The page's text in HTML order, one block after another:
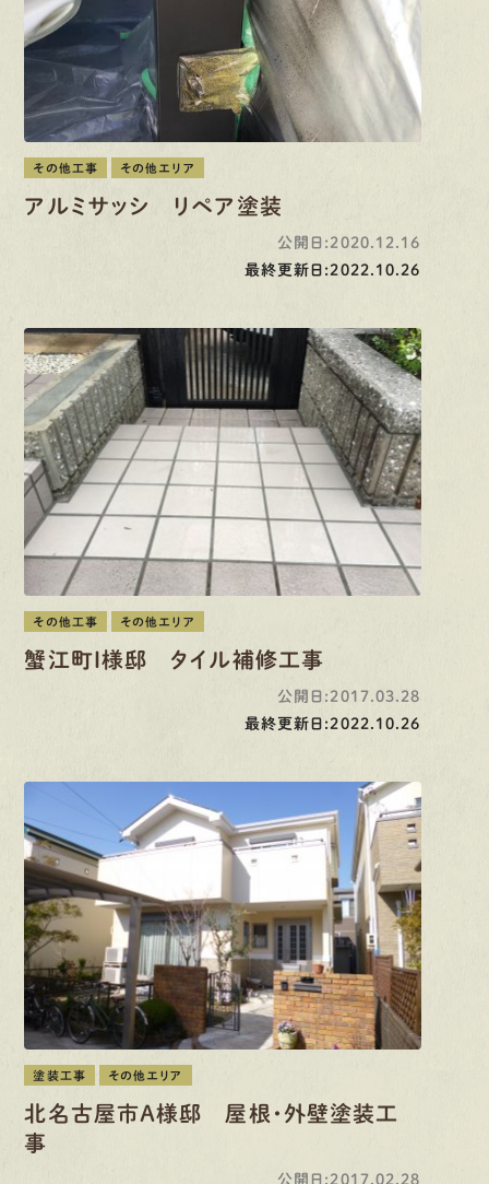
その他工事 その他エリア
アルミサッシ リペア塗装
公開日:2020.12.16
最終更新日:2022.10.26
その他工事 その他エリア
蟹江町Ｉ様邸 タイル補修工事
公開日:2017.03.28
最終更新日:2022.10.26
塗装工事 その他エリア
北名古屋市Ａ様邸 屋根・外壁塗装工
事
公開日:2017.02.28